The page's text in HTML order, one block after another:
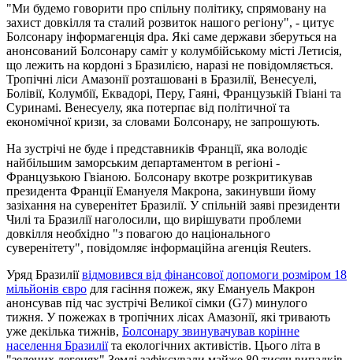
"Ми будемо говорити про спільну політику, спрямовану на
захист довкілля та сталий розвиток нашого регіону", - цитує
Болсонару інформагенція dpa. Які саме держави зберуться на
анонсований Болсонару саміт у колумбійському місті Летисія,
що лежить на кордоні з Бразилією, наразі не повідомляється.
Тропічні ліси Амазонії розташовані в Бразилії, Венесуелі,
Болівії, Колумбії, Еквадорі, Перу, Гаяні, Французькій Гвіані та
Суринамі. Венесуелу, яка потерпає від політичної та
економічної кризи, за словами Болсонару, не запрошують.
На зустрічі не буде і представників Франції, яка володіє
найбільшим заморським департаментом в регіоні -
Французькою Гвіаною. Болсонару вкотре розкритикував
президента Франції Емануеля Макрона, закинувши йому
зазіхання на суверенітет Бразилії. У спільній заяві президенти
Чилі та Бразилії наголосили, що вирішувати проблеми
довкілля необхідно "з повагою до національного
суверенітету", повідомляє інформаційна агенція Reuters.
Уряд Бразиліївідмовився від фінансової допомоги розміром 18
мільйонів євро для гасіння пожеж, яку Емануель Макрон
анонсував під час зустрічі Великої сімки (G7) минулого
тижня. У пожежах в тропічних лісах Амазонії, які тривають
уже декілька тижнів, Болсонару звинувачував корінне
населення Бразиліїта екологічних активістів. Цього літа в